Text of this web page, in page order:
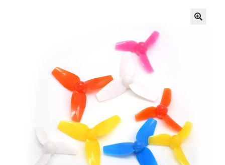
Beta65 – Betacube – Betaflight Configuration
FPV Kopteri kokoluokat